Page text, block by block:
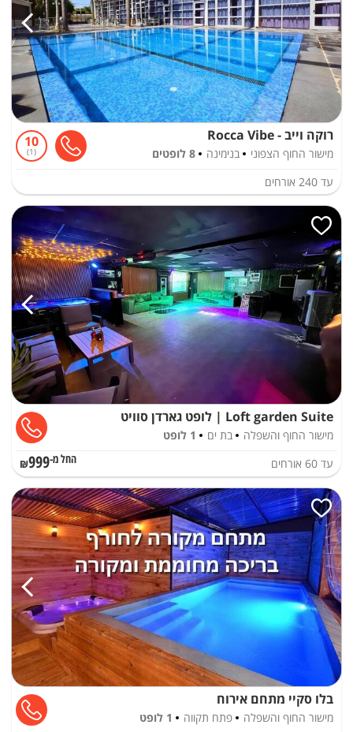
רוקה וייב - Rocca Vibe
מישור החוף הצפוני בנימינה 8 לופטים
10
1
עד 240 אורחים
Loft garden Suite | לופט גארדן סוויט
מישור החוף והשפלה בת ים
1 לופט
עד 60 אורחים החל מ-₪999
בלו סקיי מתחם אירוח
מישור החוף והשפלה פתח תקווה
1 לופט